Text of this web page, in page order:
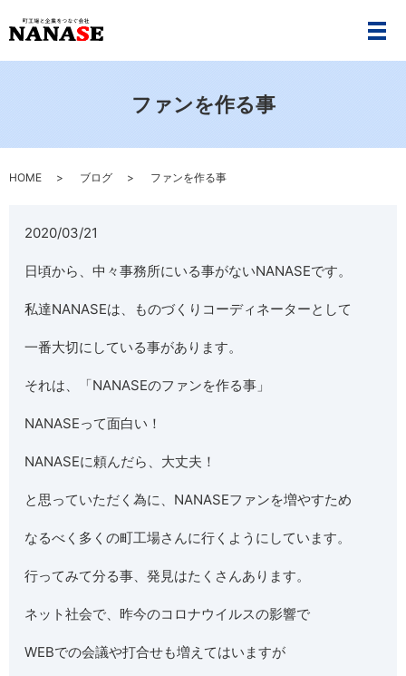
メ
ファンを作る事
HOME ブログ ファンを作る事
2020/03/21
日頃から、中々事務所にいる事がないNANASEです。
私達NANASEは、ものづくりコーディネーターとして
一番大切にしている事があります。
それは、「NANASEのファンを作る事」
NANASEって面白い！
NANASEに頼んだら、大丈夫！
と思っていただく為に、NANASEファンを増やすため
なるべく多くの町工場さんに行くようにしています。
行ってみて分る事、発見はたくさんあります。
ネット社会で、昨今のコロナウイルスの影響で
WEBでの会議や打合せも増えてはいますが